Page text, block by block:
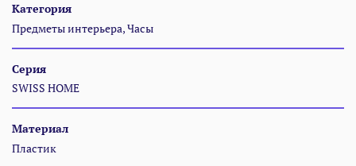
Категория
Предметы интерьера, Часы
Серия
SWISS HOME
Материал
Пластик